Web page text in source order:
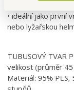
• ideální jako první
nebo lyžařskou
TUBUSOVÝ TVAR
velikost (průměr 45
Materiál: 95%